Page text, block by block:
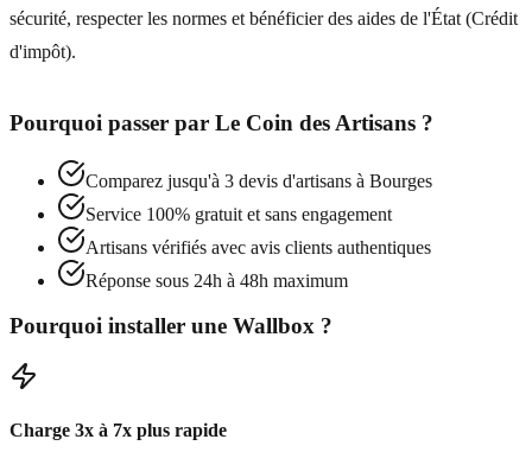
sécurité, respecter les normes et bénéficier des aides de l'État (Crédit
d'impôt).
Pourquoi passer par Le Coin des Artisans ?
Comparez jusqu'à 3 devis d'artisans à Bourges
Service 100% gratuit et sans engagement
Artisans vérifiés avec avis clients authentiques
Réponse sous 24h à 48h maximum
Pourquoi installer une Wallbox ?
Charge 3x à 7x plus rapide